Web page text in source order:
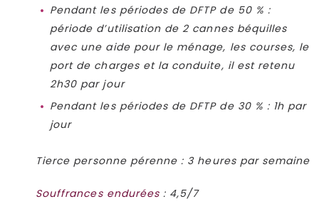
Pendant les périodes de DFTP de 50 % :
période d’utilisation de 2 cannes béquilles
avec une aide pour le ménage, les courses, le
port de charges et la conduite, il est retenu
2h30 par jour
Pendant les périodes de DFTP de 30 % : 1h par
jour
Tierce personne pérenne : 3 heures par semaine
Souffrances endurées : 4,5/7